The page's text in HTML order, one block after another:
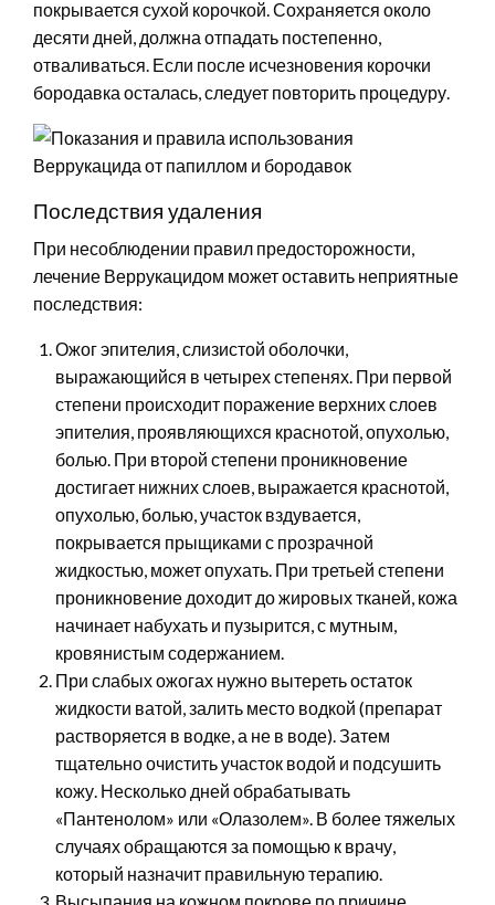
покрывается сухой корочкой. Сохраняется около
десяти дней, должна отпадать постепенно,
отваливаться. Если после исчезновения корочки
бородавка осталась, следует повторить процедуру.
Последствия удаления
При несоблюдении правил предосторожности,
лечение Веррукацидом может оставить неприятные
последствия:
Ожог эпителия, слизистой оболочки,
выражающийся в четырех степенях. При первой
степени происходит поражение верхних слоев
эпителия, проявляющихся краснотой, опухолью,
болью. При второй степени проникновение
достигает нижних слоев, выражается краснотой,
опухолью, болью, участок вздувается,
покрывается прыщиками с прозрачной
жидкостью, может опухать. При третьей степени
проникновение доходит до жировых тканей, кожа
начинает набухать и пузырится, с мутным,
кровянистым содержанием.
При слабых ожогах нужно вытереть остаток
жидкости ватой, залить место водкой (препарат
растворяется в водке, а не в воде). Затем
тщательно очистить участок водой и подсушить
кожу. Несколько дней обрабатывать
«Пантенолом» или «Олазолем». В более тяжелых
случаях обращаются за помощью к врачу,
который назначит правильную терапию.